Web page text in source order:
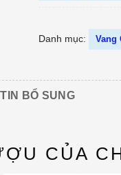
Danh mục: Vang
BỔ SUNG
CỦA